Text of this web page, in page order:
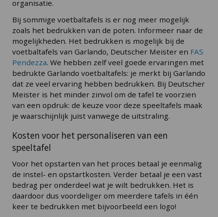
organisatie.
Bij sommige voetbaltafels is er nog meer mogelijk
zoals het bedrukken van de poten. Informeer naar de
mogelijkheden. Het bedrukken is mogelijk bij de
voetbaltafels van Garlando, Deutscher Meister en FAS
Pendezza. We hebben zelf veel goede ervaringen met
bedrukte Garlando voetbaltafels: je merkt bij Garlando
dat ze veel ervaring hebben bedrukken. Bij Deutscher
Meister is het minder zinvol om de tafel te voorzien
van een opdruk: de keuze voor deze speeltafels maak
je waarschijnlijk juist vanwege de uitstraling.
Kosten voor het personaliseren van een
speeltafel
Voor het opstarten van het proces betaal je eenmalig
de instel- en opstartkosten. Verder betaal je een vast
bedrag per onderdeel wat je wilt bedrukken. Het is
daardoor dus voordeliger om meerdere tafels in één
keer te bedrukken met bijvoorbeeld een logo!